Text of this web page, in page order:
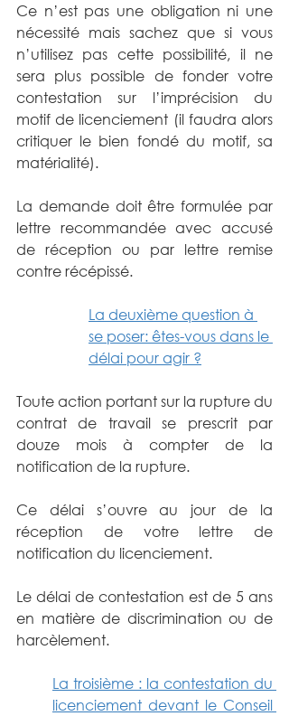
Ce n’est pas une obligation ni une
nécessité mais sachez que si vous
n’utilisez pas cette possibilité, il ne
sera plus possible de fonder votre
contestation sur l’imprécision du
motif de licenciement (il faudra alors
critiquer le bien fondé du motif, sa
matérialité).
La demande doit être formulée par
lettre recommandée avec accusé
de réception ou par lettre remise
contre récépissé.
La deuxième question à
se poser: êtes-vous dans le
délai pour agir ?
Toute action portant sur la rupture du
contrat de travail se prescrit par
douze mois à compter de la
notification de la rupture.
Ce délai s’ouvre au jour de la
réception de votre lettre de
notification du licenciement.
Le délai de contestation est de 5 ans
en matière de discrimination ou de
harcèlement.
La troisième : la contestation du
licenciement devant le Conseil